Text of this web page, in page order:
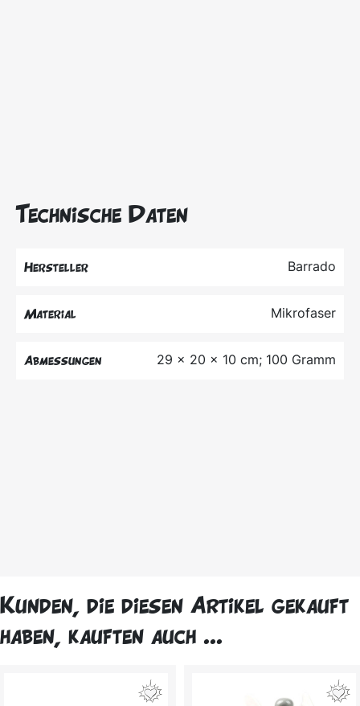
Technische Daten
Hersteller Barrado
Material Mikrofaser
Abmessungen 29 x 20 x 10 cm; 100 Gramm
Kunden, die diesen Artikel gekauft
haben, kauften auch ...